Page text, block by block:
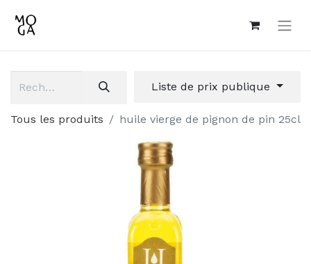
Liste de prix publique
Tous les produits huile vierge de pignon de pin 25cl